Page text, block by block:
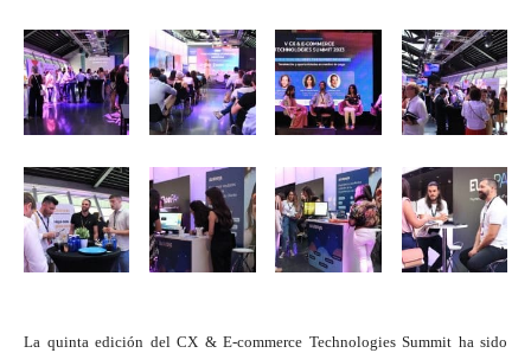
La quinta edición del CX & E-commerce Technologies Summit ha sido